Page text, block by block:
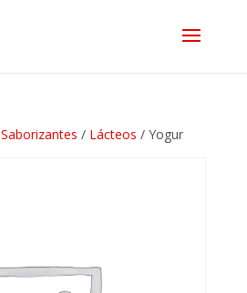
Saborizantes / Lácteos / Yogur